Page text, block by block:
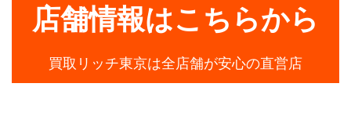
店舗情報はこちらから
買取リッチ東京は全店舗が安心の直営店